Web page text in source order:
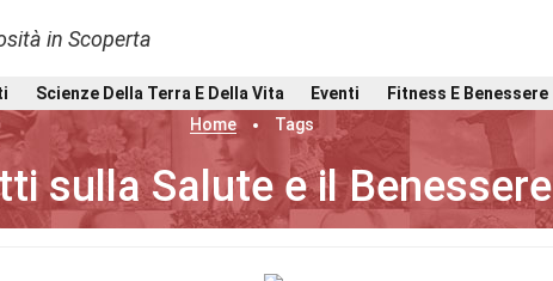
in Scoperta
Scienze Della Terra E Della Vita Eventi Fitness E Benessere
Home
Tags
sulla Salute e il Benessere